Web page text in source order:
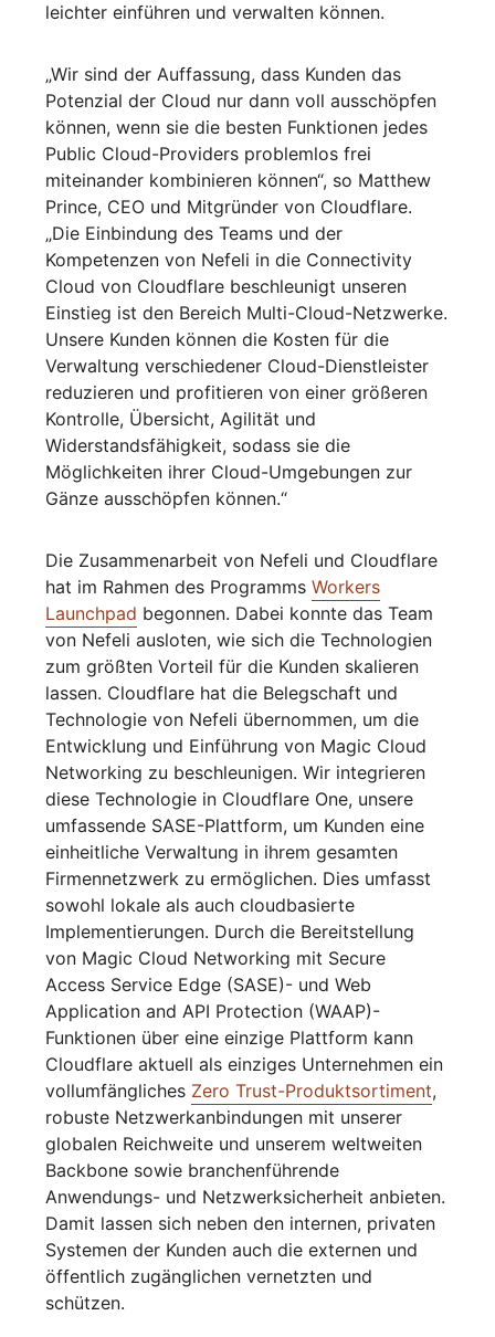
leichter einführen und verwalten können.
„Wir sind der Auffassung, dass Kunden das
Potenzial der Cloud nur dann voll ausschöpfen
können, wenn sie die besten Funktionen jedes
Public Cloud-Providers problemlos frei
miteinander kombinieren können“, so Matthew
Prince, CEO und Mitgründer von Cloudflare.
„Die Einbindung des Teams und der
Kompetenzen von Nefeli in die Connectivity
Cloud von Cloudflare beschleunigt unseren
Einstieg ist den Bereich Multi-Cloud-Netzwerke.
Unsere Kunden können die Kosten für die
Verwaltung verschiedener Cloud-Dienstleister
reduzieren und profitieren von einer größeren
Kontrolle, Übersicht, Agilität und
Widerstandsfähigkeit, sodass sie die
Möglichkeiten ihrer Cloud-Umgebungen zur
Gänze ausschöpfen können.“
Die Zusammenarbeit von Nefeli und Cloudflare
hat im Rahmen des ProgrammsWorkers
Launchpad begonnen. Dabei konnte das Team
von Nefeli ausloten, wie sich die Technologien
zum größten Vorteil für die Kunden skalieren
lassen. Cloudflare hat die Belegschaft und
Technologie von Nefeli übernommen, um die
Entwicklung und Einführung von Magic Cloud
Networking zu beschleunigen. Wir integrieren
diese Technologie in Cloudflare One, unsere
umfassende SASE-Plattform, um Kunden eine
einheitliche Verwaltung in ihrem gesamten
Firmennetzwerk zu ermöglichen. Dies umfasst
sowohl lokale als auch cloudbasierte
Implementierungen. Durch die Bereitstellung
von Magic Cloud Networking mit Secure
Access Service Edge (SASE)- und Web
Application and API Protection (WAAP)-
Funktionen über eine einzige Plattform kann
Cloudflare aktuell als einziges Unternehmen ein
vollumfängliches Zero Trust-Produktsortiment,
robuste Netzwerkanbindungen mit unserer
globalen Reichweite und unserem weltweiten
Backbone sowie branchenführende
Anwendungs- und Netzwerksicherheit anbieten.
Damit lassen sich neben den internen, privaten
Systemen der Kunden auch die externen und
öffentlich zugänglichen vernetzten und
schützen.